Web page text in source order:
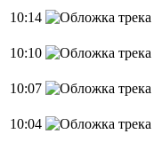
10:14
10:10
10:07
10:04